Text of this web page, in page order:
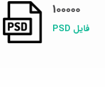
100000
فایل PSD